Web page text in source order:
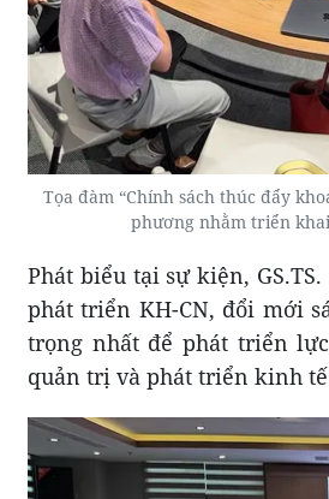
Tọa đàm “Chính sách thúc đẩy
phương nhằm triển
Phát biểu tại sự kiện,
phát triển KH-CN, đổi mới
trọng nhất để phát triển
quản trị và phát triển kinh